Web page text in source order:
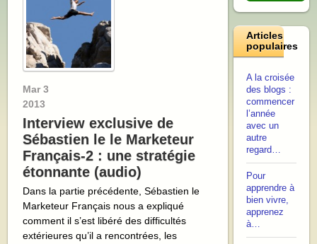
Mar 3
2013
Interview exclusive de
Sébastien le le Marketeur
Français-2 : une stratégie
étonnante (audio)
Dans la partie précédente, Sébastien le
Marketeur Français nous a expliqué
comment il s’est libéré des difficultés
extérieures qu’il a rencontrées, les
Articles
populaires
A la croisée
des blogs :
commencer
l’année
avec un
autre
regard…
Pour
apprendre à
bien vivre,
apprenez
à…